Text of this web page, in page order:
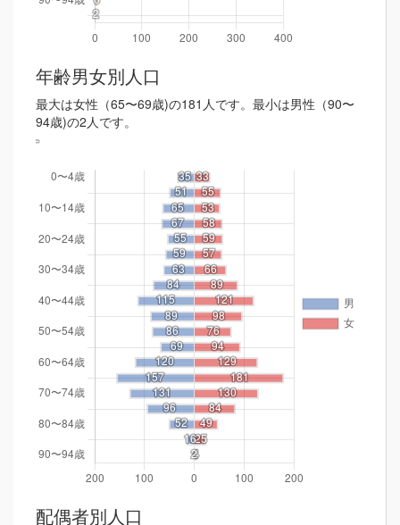
年齢男女別人口
最大は女性（65〜69歳)の181人です。最小は男性（90〜
94歳)の2人です。
配偶者別人口